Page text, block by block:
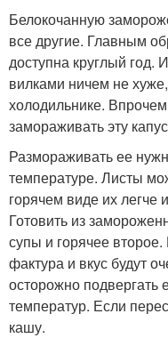
Белокочанную
все другие. Главным
доступна круглый год.
вилками ничем не
холодильнике.
замораживать эту
Размораживать ее
температуре. Листы
горячем виде их легче
Готовить из
супы и горячее
фактура и вкус будут
осторожно подвергать
температур. Если
кашу.